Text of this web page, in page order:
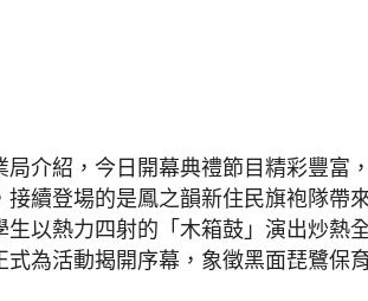
局介紹，今日開幕典禮節目精彩豐富
接續登場的是鳳之韻新住民旗袍隊帶
生以熱力四射的「木箱鼓」演出炒熱
式為活動揭開序幕，象徵黑面琵鷺保